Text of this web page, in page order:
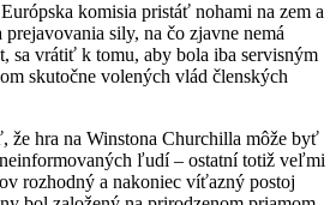
komisia pristáť nohami na zem a
sily, na čo zjavne nemá
sa vrátiť k tomu, aby bola iba servisným
skutočne volených vlád členských
že hra na Winstona Churchilla môže byť
ľudí – ostatní totiž veľmi
rozhodný a nakoniec víťazný postoj